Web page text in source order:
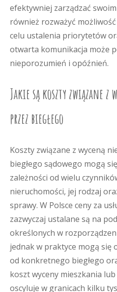
efektywniej zarządzać
również rozważyć
celu ustalenia priorytetów
otwarta komunikacja może
nieporozumień i opóźnień.
Jakie są koszty związane z
przez biegłego
Koszty związane z wyceną
biegłego sądowego mogą
zależności od wielu
nieruchomości, jej rodzaj
sprawy. W Polsce ceny za
zazwyczaj ustalane są na
określonych w
jednak w praktyce mogą się
od konkretnego biegłego
koszt wyceny mieszkania
oscyluje w granicach kilku